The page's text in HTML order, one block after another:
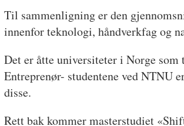
Til sammenligning er den
innenfor teknologi, håndverkfag og
Det er åtte universiteter i Norge
Entreprenør- studentene ved NTNU
disse.
Rett bak kommer masterstudiet